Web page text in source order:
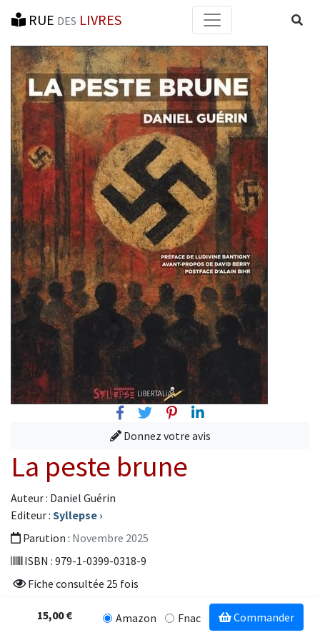
RUE DES LIVRES
FacebookTwitterPinterest
Linkedin
Donnez votre avis
La peste brune
Auteur : Daniel Guérin
Editeur : Syllepse ›
Parution : Novembre 2025
ISBN : 979-1-0399-0318-9
Fiche consultée 25 fois
15,00 € Amazon Fnac Commander